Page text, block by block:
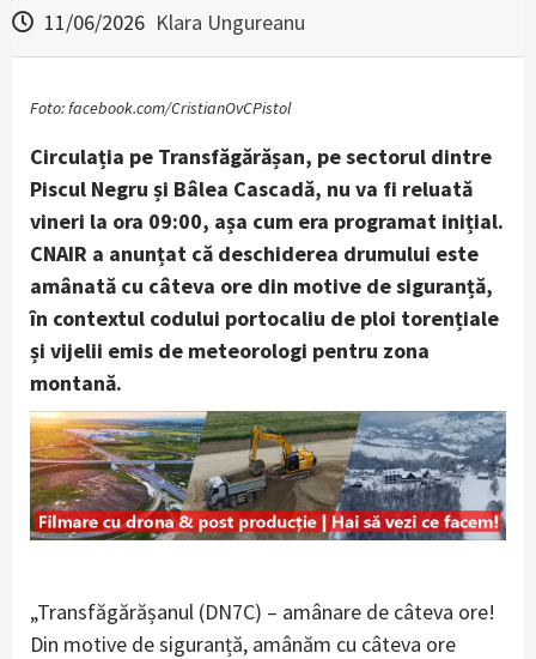
11/06/2026 Klara Ungureanu
Foto: facebook.com/CristianOvCPistol
Circulația pe Transfăgărășan, pe sectorul dintre
Piscul Negru și Bâlea Cascadă, nu va fi reluată
vineri la ora 09:00, așa cum era programat inițial.
CNAIR a anunțat că deschiderea drumului este
amânată cu câteva ore din motive de siguranță,
în contextul codului portocaliu de ploi torențiale
și vijelii emis de meteorologi pentru zona
montană.
„Transfăgărășanul (DN7C) – amânare de câteva ore!
Din motive de siguranță, amânăm cu câteva ore